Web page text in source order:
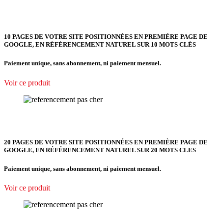
10 PAGES DE VOTRE SITE POSITIONNÉES EN PREMIÈRE PAGE DE
GOOGLE, EN RÉFÉRENCEMENT NATUREL SUR 10 MOTS CLÉS
Paiement unique, sans abonnement, ni paiement mensuel.
Voir ce produit
20 PAGES DE VOTRE SITE POSITIONNÉES EN PREMIÈRE PAGE DE
GOOGLE, EN RÉFÉRENCEMENT NATUREL SUR 20 MOTS CLES
Paiement unique, sans abonnement, ni paiement mensuel.
Voir ce produit